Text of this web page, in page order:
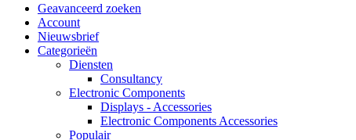
Geavanceerd zoeken
Account
Nieuwsbrief
Categorieën
Diensten
Consultancy
Electronic Components
Displays - Accessories
Electronic Components Accessories
Populair